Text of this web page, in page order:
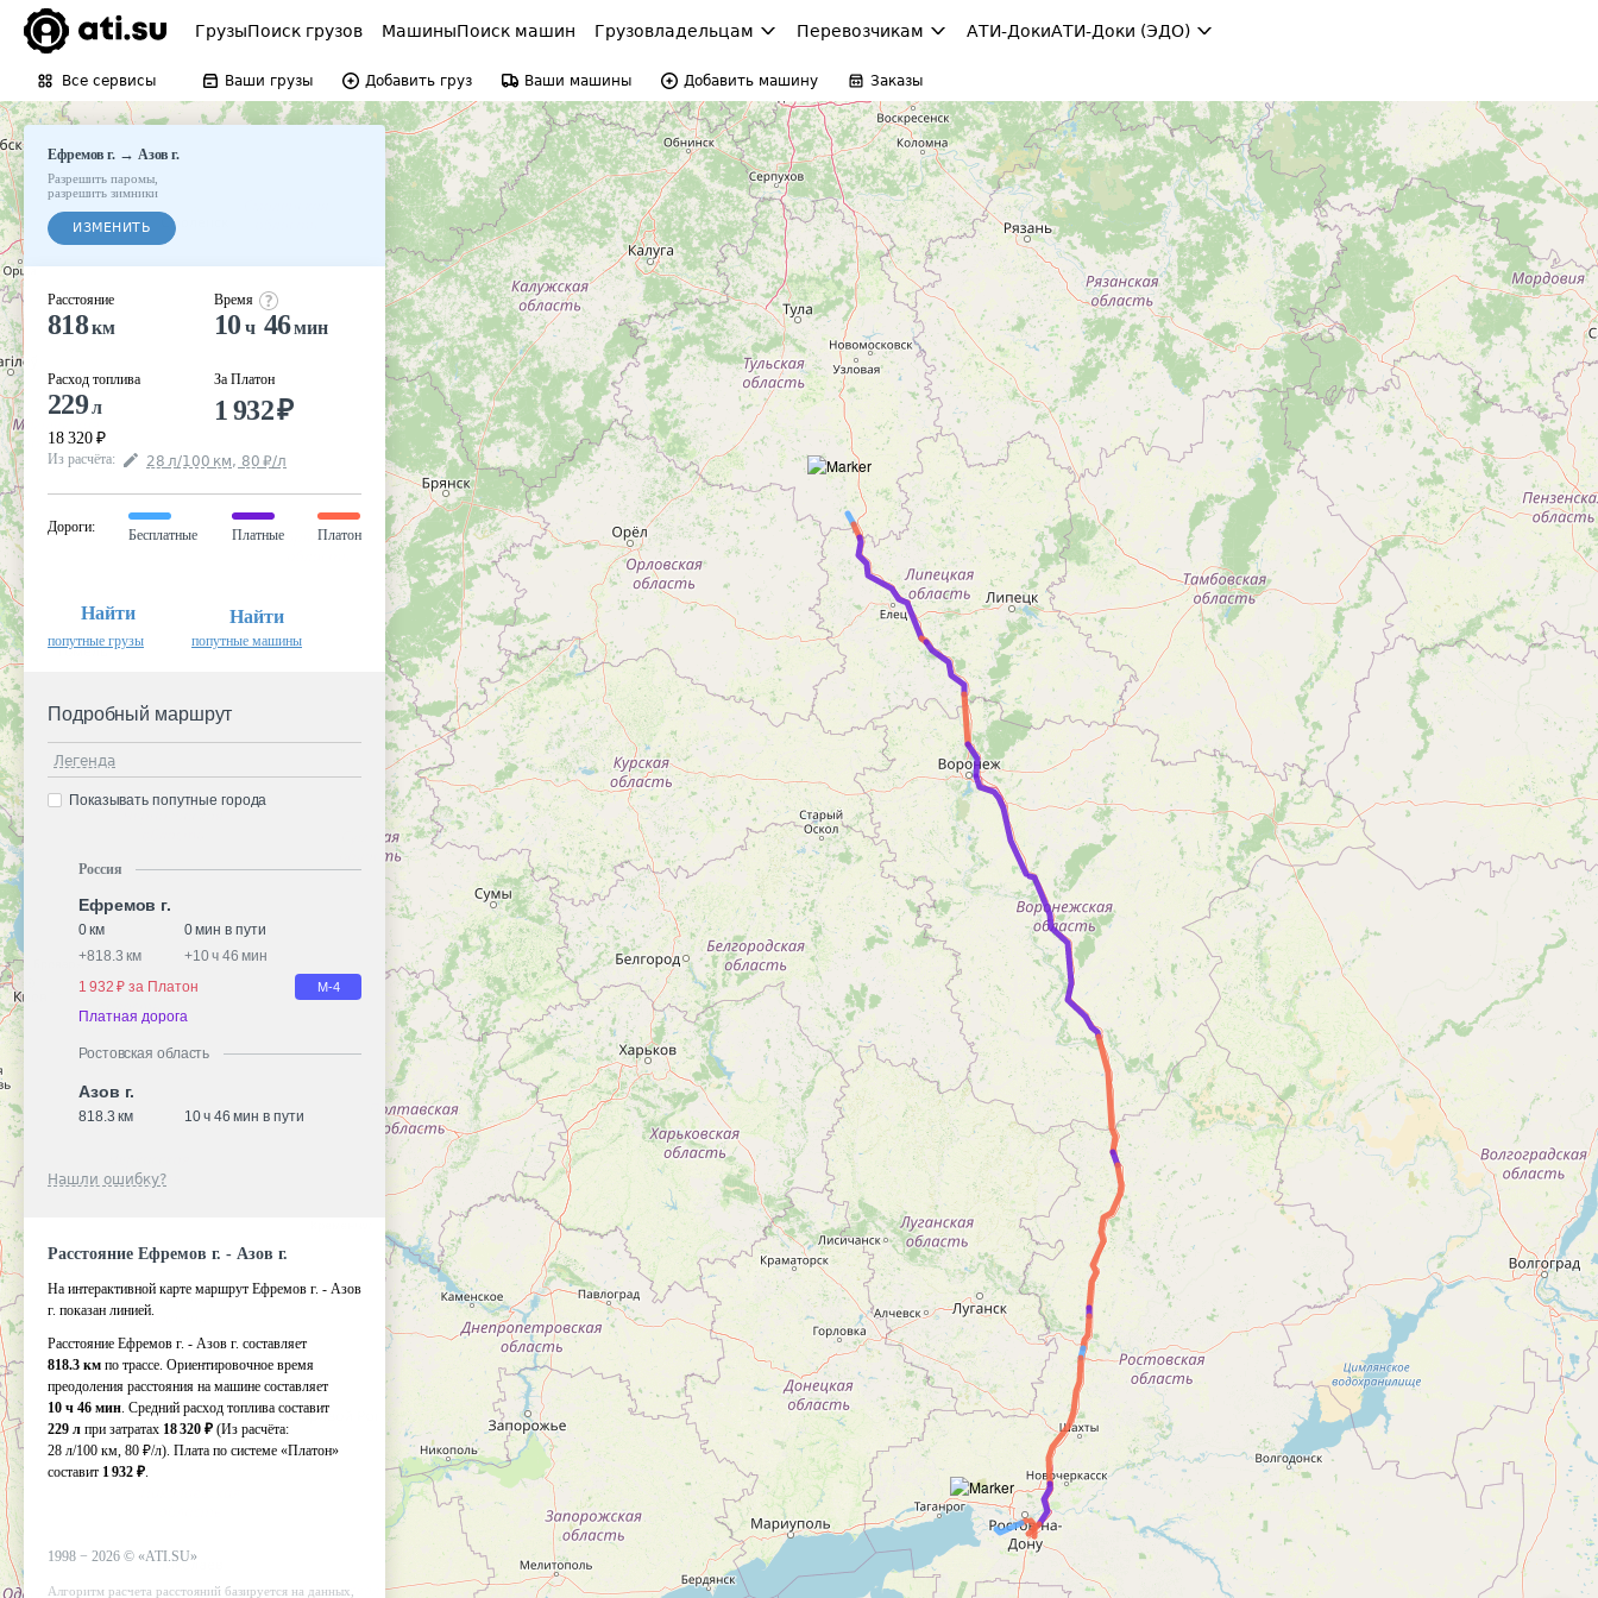
ГрузыПоиск грузов МашиныПоиск машин Грузовладельцам Перевозчикам АТИ-ДокиАТИ-Доки (ЭДО)
Все сервисы Ваши грузы Добавить груз Ваши машины Добавить машину Заказы
Ефремов г. → Азов г.
Разрешить паромы
разрешить зимники
ИЗМЕНИТЬ
Расстояние
818км
Расход топлива
229л
18 320 ₽
Время
10 ч 46мин
За Платон
1 932₽
Из расчёта: 28 л/100 км, 80 ₽/л
Дороги:
Бесплатные Платные Платон
Найти
попутные грузы
Найти
попутные машины
Подробный маршрут
Легенда
Показывать попутные города
Россия
Ефремов г.
0 км
0 мин в пути
+818.3 км +10 ч 46 мин
1 932 ₽ за Платон
М-4
Платная дорога
Ростовская область
Азов г.
818.3 км 10 ч 46 мин в пути
Нашли ошибку?
Расстояние Ефремов г. - Азов г.
На интерактивной карте маршрут Ефремов г. - Азов
г. показан линией.
Расстояние Ефремов г. - Азов г. составляет
818.3 км по трассе. Ориентировочное время
преодоления расстояния на машине составляет
10 ч 46 мин. Средний расход топлива составит
229 л при затратах 18 320 ₽ (Из расчёта:
28 л/100 км, 80 ₽/л). Плата по системе «Платон»
составит 1 932 ₽.
1998 − 2026 © «ATI.SU»
Алгоритм расчета расстояний базируется на данных,